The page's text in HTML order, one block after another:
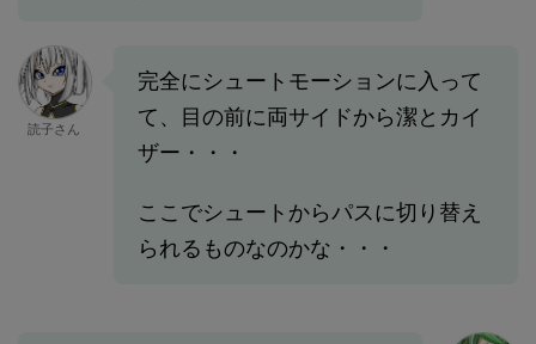
読子さん
完全にシュートモーションに入って
て、目の前に両サイドから潔とカイ
ザー・・・
ここでシュートからパスに切り替え
られるものなのかな・・・